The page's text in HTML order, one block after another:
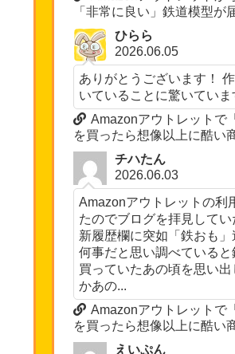
「非常に良い」鉄道模型が
ひらら
2026.06.05
ありがとうございます！
いていることに驚いていま
Amazonアウトレットで
を買ったら想像以上に酷い
チハたん
2026.06.03
Amazonアウトレットの利
たのでブログを拝見して
新履歴欄に突如「鉄おも」
何事だと思い調べている
買っていたあの頃を思い出
かあの...
Amazonアウトレットで
を買ったら想像以上に酷い
えいぷん